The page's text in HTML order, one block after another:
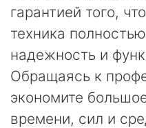
гарантией того,
техника
надежность и
Обращаясь к
экономите
времени, сил и